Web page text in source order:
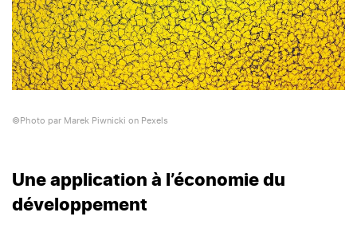
©Photo par Marek Piwnicki on Pexels
Une application à l’économie du
développement